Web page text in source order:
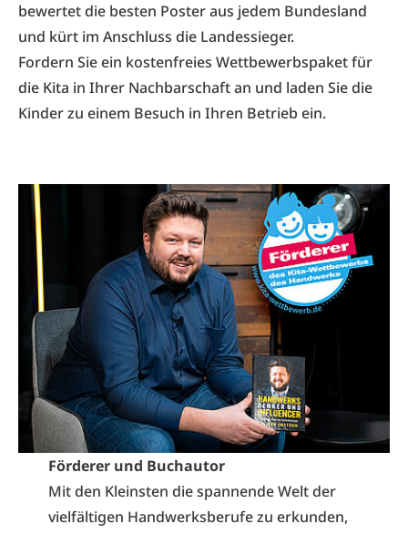
bewertet die besten Poster aus jedem Bundesland
und kürt im Anschluss die Landessieger.
Fordern Sie ein kostenfreies Wettbewerbspaketfür
die Kita in Ihrer Nachbarschaft an und laden Sie die
Kinder zu einem Besuch in Ihren Betrieb ein.
Förderer und Buchautor
Mit den Kleinsten die spannende Welt der
vielfältigen Handwerksberufe zu erkunden,